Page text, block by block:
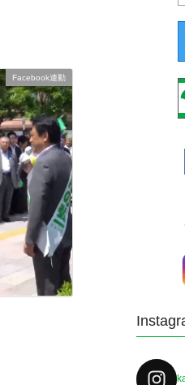
Facebook連動